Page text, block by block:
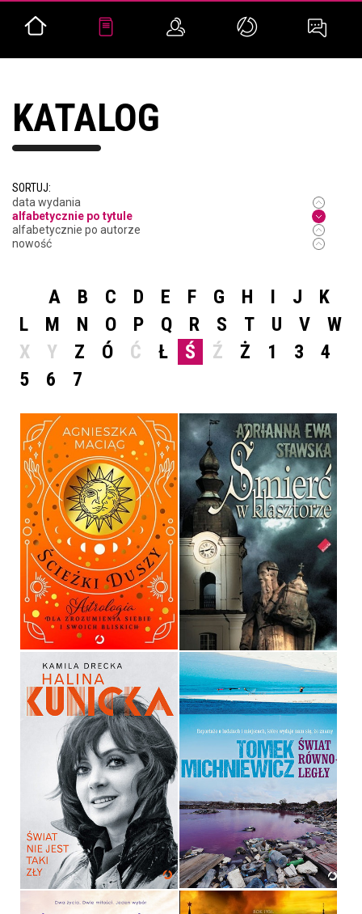
KATALOG
SORTUJ:
data wydania
alfabetycznie po tytule
alfabetycznie po autorze
nowość
A B C D E F G H I J
K
L
M N O P Q R S T U V
W
X
Y Z Ó Ć Ł Ś Ź Ż 1 3
4
5
6 7
ŚCIEŻKI DUSZY
AGNIESZKA MACIĄG
OPRAWA TWARDA
69,99 ZŁ
ŚMIERĆ W KLASZTORZE
ADRIANNA EWA STAWSKA
OPRAWA MIĘKKA
29,00 ZŁ
ŚWIAT NIE JEST TAKI ZŁY
HALINA KUNICKA, KAMILA
DRECKA
OPRAWA TWARDA
39,90 ZŁ
ŚWIAT RÓWNOLEGŁY
OPRAWA MIĘKKA
39,90 ZŁ